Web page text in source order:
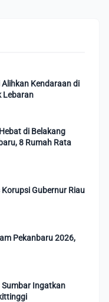
Kendaraan di
Lebaran
di Belakang
8 Rumah Rata
Gubernur Riau
Pekanbaru 2026,
Ingatkan